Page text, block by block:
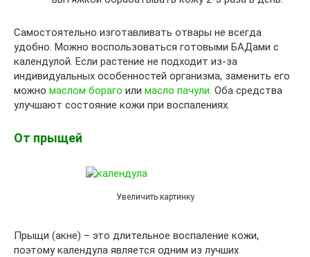
Самостоятельно изготавливать отвары не всегда
удобно. Можно воспользоваться готовыми БАДами с
календулой. Если растение не подходит из-за
индивидуальных особенностей организма, заменить его
можно маслом бораго или масло пачули. Оба средства
улучшают состояние кожи при воспалениях.
От прыщей
Увеличить картинку
Прыщи (акне) – это длительное воспаление кожи,
поэтому календула является одним из лучших